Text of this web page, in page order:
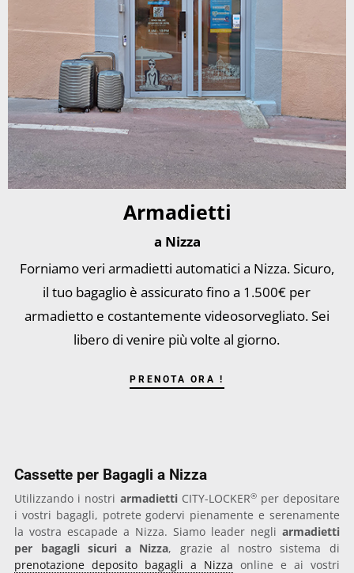
Armadietti
a Nizza
Forniamo veri armadietti automatici a Nizza. Sicuro,
il tuo bagaglio è assicurato fino a 1.500€ per
armadietto e costantemente videosorvegliato. Sei
libero di venire più volte al giorno.
PRENOTA ORA !
Cassette per Bagagli a Nizza
Utilizzando i nostri armadiettiCITY-LOCKER®per depositare
i vostri bagagli, potrete godervi pienamente e serenamente
la vostra escapade a Nizza. Siamo leader negli armadietti
per bagagli sicuri a Nizza, grazie al nostro sistema di
prenotazione deposito bagagli a Nizza online e ai vostri